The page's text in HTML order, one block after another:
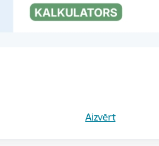
Aizvērt